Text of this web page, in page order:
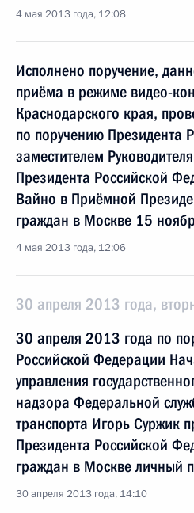
4 мая 2013 года, 12:08
Исполнено поручение,
приёма в режиме видео-
Краснодарского края,
по поручению Президента
заместителем
Президента Российской
Вайно в Приёмной
граждан в Москве 15
4 мая 2013 года, 12:06
30 апреля 2013 года,
30 апреля 2013 года по
Российской Федерации
управления
надзора Федеральной
транспорта Игорь Суржик
Президента Российской
граждан в Москве личный
30 апреля 2013 года, 14:10